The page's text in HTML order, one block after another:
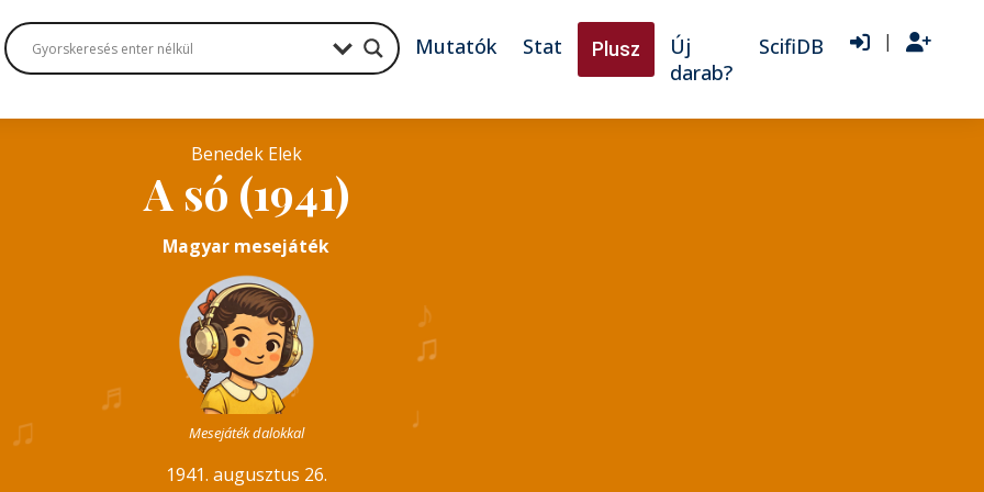
Mutatók Stat Plusz
Új
darab?
ScifiDB |
♫
♬
♪
Benedek Elek
A só (1941)
Magyar mesejáték
Mesejáték dalokkal
1941. augusztus 26.